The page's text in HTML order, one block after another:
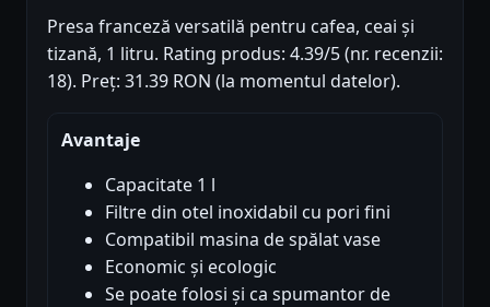
Presa franceză versatilă pentru cafea, ceai și
tizană, 1 litru. Rating produs: 4.39/5 (nr. recenzii:
18). Preț: 31.39 RON (la momentul datelor).
Avantaje
Capacitate 1 l
Filtre din otel inoxidabil cu pori fini
Compatibil masina de spălat vase
Economic și ecologic
Se poate folosi și ca spumantor de